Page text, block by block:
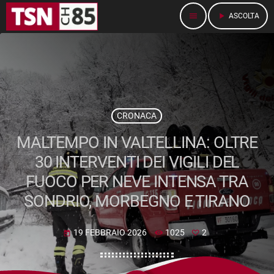
menu play_arrow ASCOLTA
CRONACA
MALTEMPO IN VALTELLINA: OLTRE
30 INTERVENTI DEI VIGILI DEL
FUOCO PER NEVE INTENSA TRA
SONDRIO, MORBEGNO E TIRANO
today 19 FEBBRAIO 2026 1025 2